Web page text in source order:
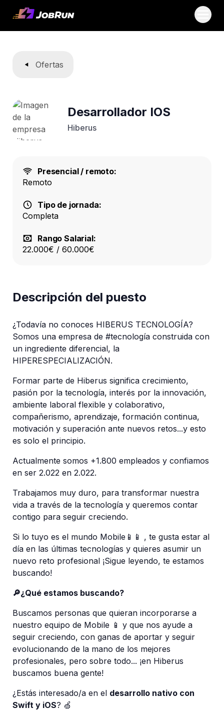
Ofertas
Desarrollador IOS
Hiberus
Presencial / remoto:
Remoto
Tipo de jornada:
Completa
Rango Salarial:
22.000€ / 60.000€
Descripción del puesto
¿Todavía no conoces HIBERUS TECNOLOGÍA?
Somos una empresa de #tecnología construida con
un ingrediente diferencial, la
HIPERESPECIALIZACIÓN.
Formar parte de Hiberus significa crecimiento,
pasión por la tecnología, interés por la innovación,
ambiente laboral flexible y colaborativo,
compañerismo, aprendizaje, formación continua,
motivación y superación ante nuevos retos...y esto
es solo el principio.
Actualmente somos +1.800 empleados y confiamos
en ser 2.022 en 2.022.
Trabajamos muy duro, para transformar nuestra
vida a través de la tecnología y queremos contar
contigo para seguir creciendo.
Si lo tuyo es el mundo Mobile📱📱 , te gusta estar al
día en las últimas tecnologías y quieres asumir un
nuevo reto profesional ¡Sigue leyendo, te estamos
buscando!
🔎¿Qué estamos buscando?
Buscamos personas que quieran incorporarse a
nuestro equipo de Mobile 📱 y que nos ayude a
seguir creciendo, con ganas de aportar y seguir
evolucionando de la mano de los mejores
profesionales, pero sobre todo... ¡en Hiberus
buscamos buena gente!
¿Estás interesado/a en el desarrollo nativo con
Swift y iOS? 🍏